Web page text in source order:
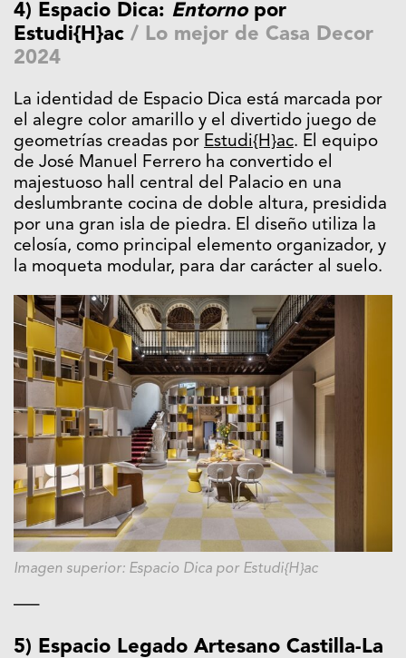
4) Espacio Dica: Entornopor
Estudi{H}ac / Lo mejor de Casa Decor
2024
La identidad de Espacio Dica está marcada por
el alegre color amarillo y el divertido juego de
geometrías creadas por Estudi{H}ac. El equipo
de José Manuel Ferrero ha convertido el
majestuoso hall central del Palacio en una
deslumbrante cocina de doble altura, presidida
por una gran isla de piedra. El diseño utiliza la
celosía, como principal elemento organizador, y
la moqueta modular, para dar carácter al suelo.
Imagen superior: Espacio Dica por Estudi{H}ac
—–
5) Espacio Legado Artesano Castilla-La